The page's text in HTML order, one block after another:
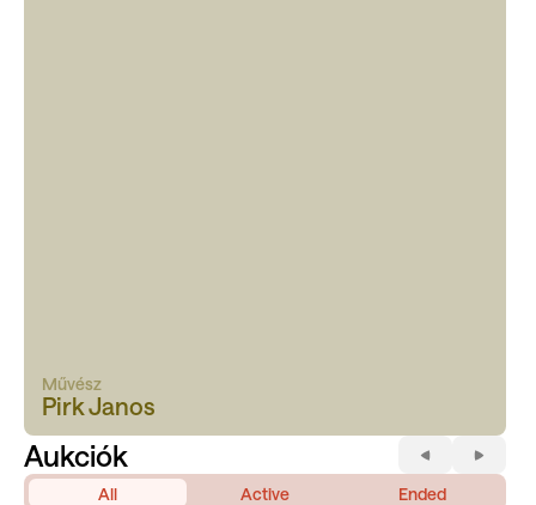
Művész
Pirk Janos
Aukciók
All Active Ended